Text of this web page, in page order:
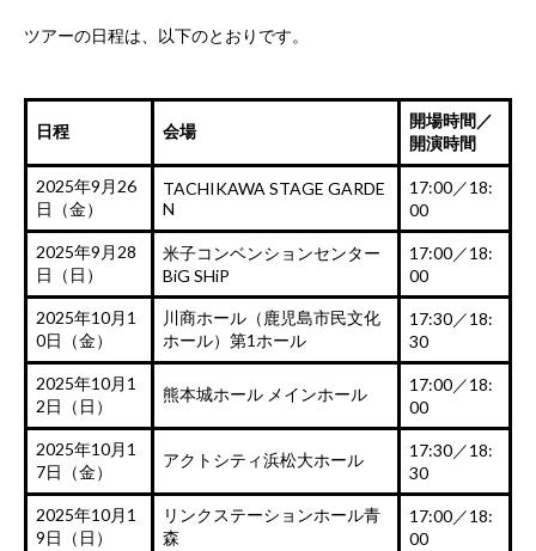
ツアーの日程は、以下のとおりです。
日程 会場
開場時間／
開演時間
2025年9月26
日（金）
TACHIKAWA STAGE GARDE
N
17:00／18:
00
2025年9月28
日（日）
米子コンベンションセンター
BiG SHiP
17:00／18:
00
2025年10月1
0日（金）
川商ホール（鹿児島市民文化
ホール）第1ホール
17:30／18:
30
2025年10月1
2日（日）
熊本城ホール メインホール
17:00／18:
00
2025年10月1
7日（金）
アクトシティ浜松大ホール
17:30／18:
30
2025年10月1
9日（日）
リンクステーションホール青
森
17:00／18:
00